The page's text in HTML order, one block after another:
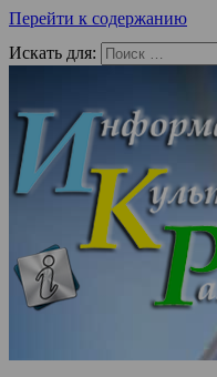
Перейти к содержанию
Искать для: